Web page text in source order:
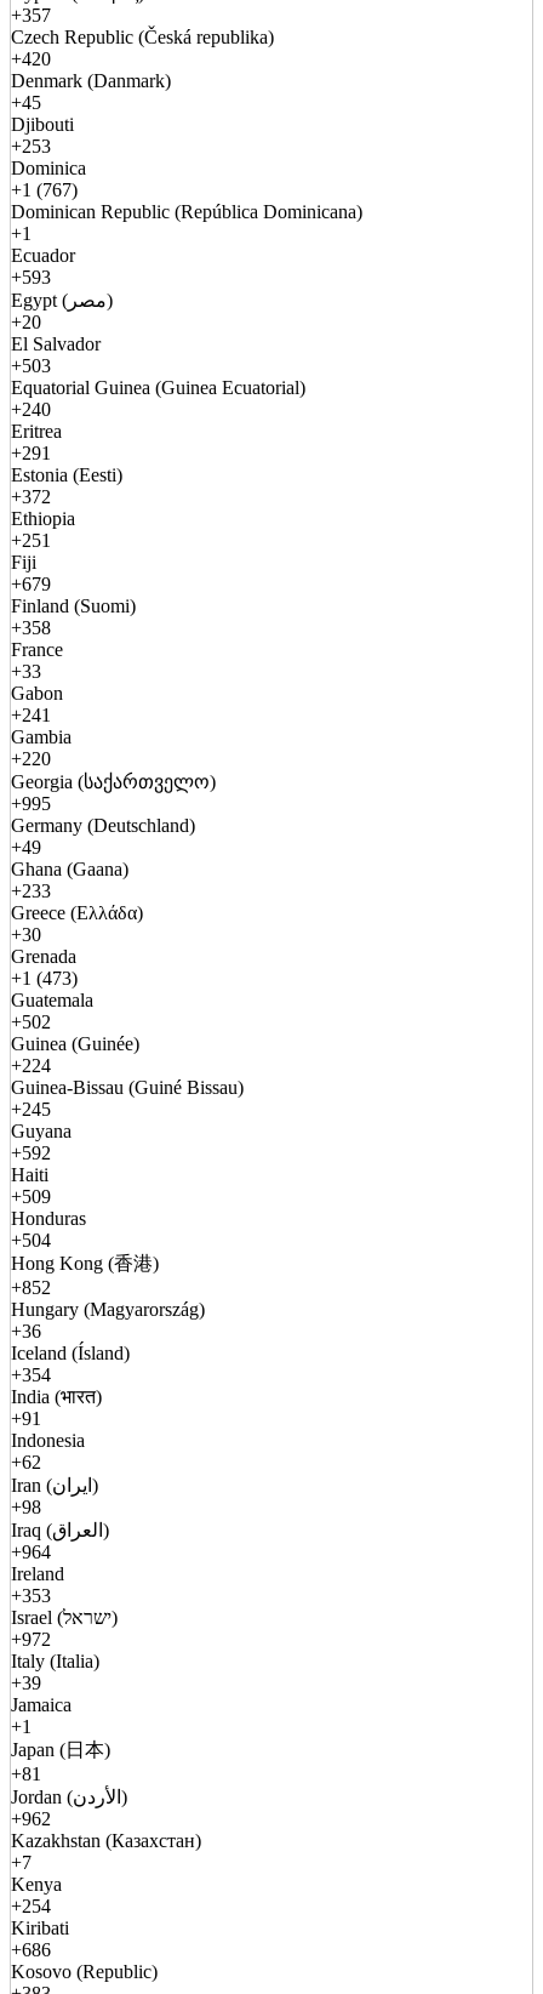
+357
Czech Republic (Česká republika)
+420
Denmark (Danmark)
+45
Djibouti
+253
Dominica
+1 (767)
Dominican Republic (República Dominicana)
+1
Ecuador
+593
Egypt (مصر)
+20
El Salvador
+503
Equatorial Guinea (Guinea Ecuatorial)
+240
Eritrea
+291
Estonia (Eesti)
+372
Ethiopia
+251
Fiji
+679
Finland (Suomi)
+358
France
+33
Gabon
+241
Gambia
+220
Georgia (საქართველო)
+995
Germany (Deutschland)
+49
Ghana (Gaana)
+233
Greece (Ελλάδα)
+30
Grenada
+1 (473)
Guatemala
+502
Guinea (Guinée)
+224
Guinea-Bissau (Guiné Bissau)
+245
Guyana
+592
Haiti
+509
Honduras
+504
Hong Kong (香港)
+852
Hungary (Magyarország)
+36
Iceland (Ísland)
+354
India (भारत)
+91
Indonesia
+62
Iran (ایران)
+98
Iraq (العراق)
+964
Ireland
+353
Israel (ישראל)
+972
Italy (Italia)
+39
Jamaica
+1
Japan (日本)
+81
Jordan (الأردن)
+962
Kazakhstan (Казахстан)
+7
Kenya
+254
Kiribati
+686
Kosovo (Republic)